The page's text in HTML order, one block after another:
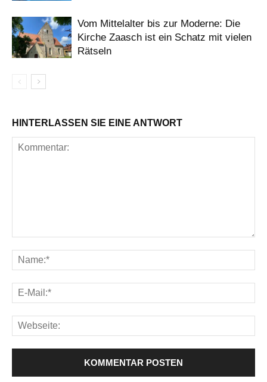
Vom Mittelalter bis zur Moderne: Die
Kirche Zaasch ist ein Schatz mit vielen
Rätseln
HINTERLASSEN SIE EINE ANTWORT